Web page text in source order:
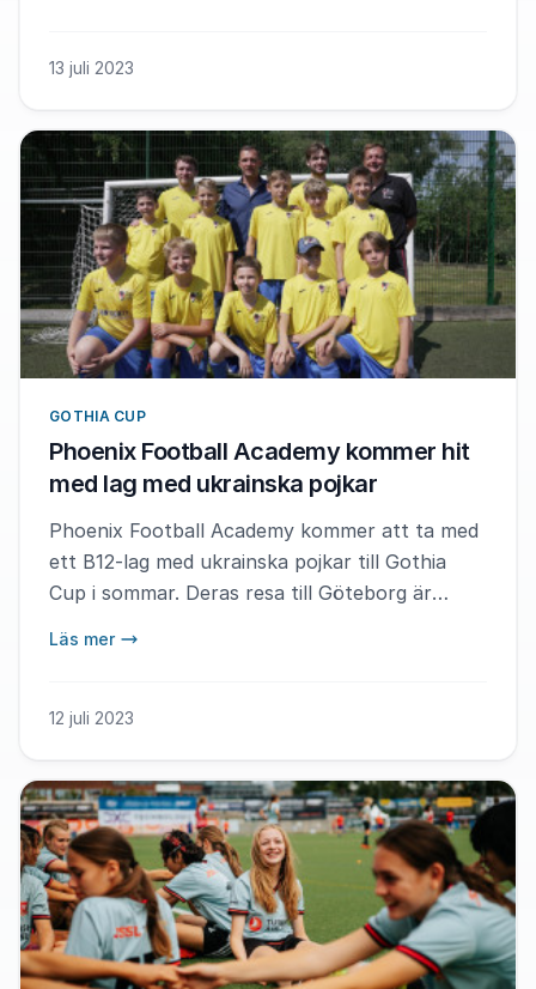
13 juli 2023
GOTHIA CUP
Phoenix Football Academy kommer hit
med lag med ukrainska pojkar
Phoenix Football Academy kommer att ta med
ett B12-lag med ukrainska pojkar till Gothia
Cup i sommar. Deras resa till Göteborg är
for Ukraine.
Läs mer
12 juli 2023